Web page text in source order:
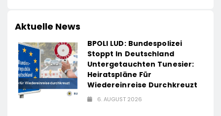
Aktuelle News
BPOLI LUD: Bundespolizei
Stoppt In Deutschland
Untergetauchten Tunesier:
Heiratspläne Für
Wiedereinreise Durchkreuzt
6. AUGUST 2026